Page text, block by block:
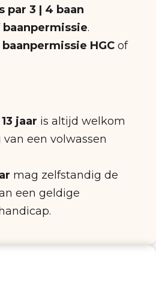
par 3 | 4 baan
baanpermissie.
baanpermissie HGC of
jaar is altijd welkom
een volwassen
mag zelfstandig de
een geldige